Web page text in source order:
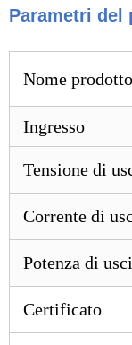
Parametri del
Nome prodotto
Ingresso
Tensione di
Corrente di
Potenza di
Certificato